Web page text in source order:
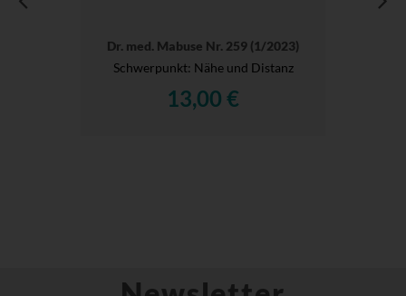
Dr. med. Mabuse Nr. 259 (1/2023)
Schwerpunkt: Nähe und Distanz
13,00 €